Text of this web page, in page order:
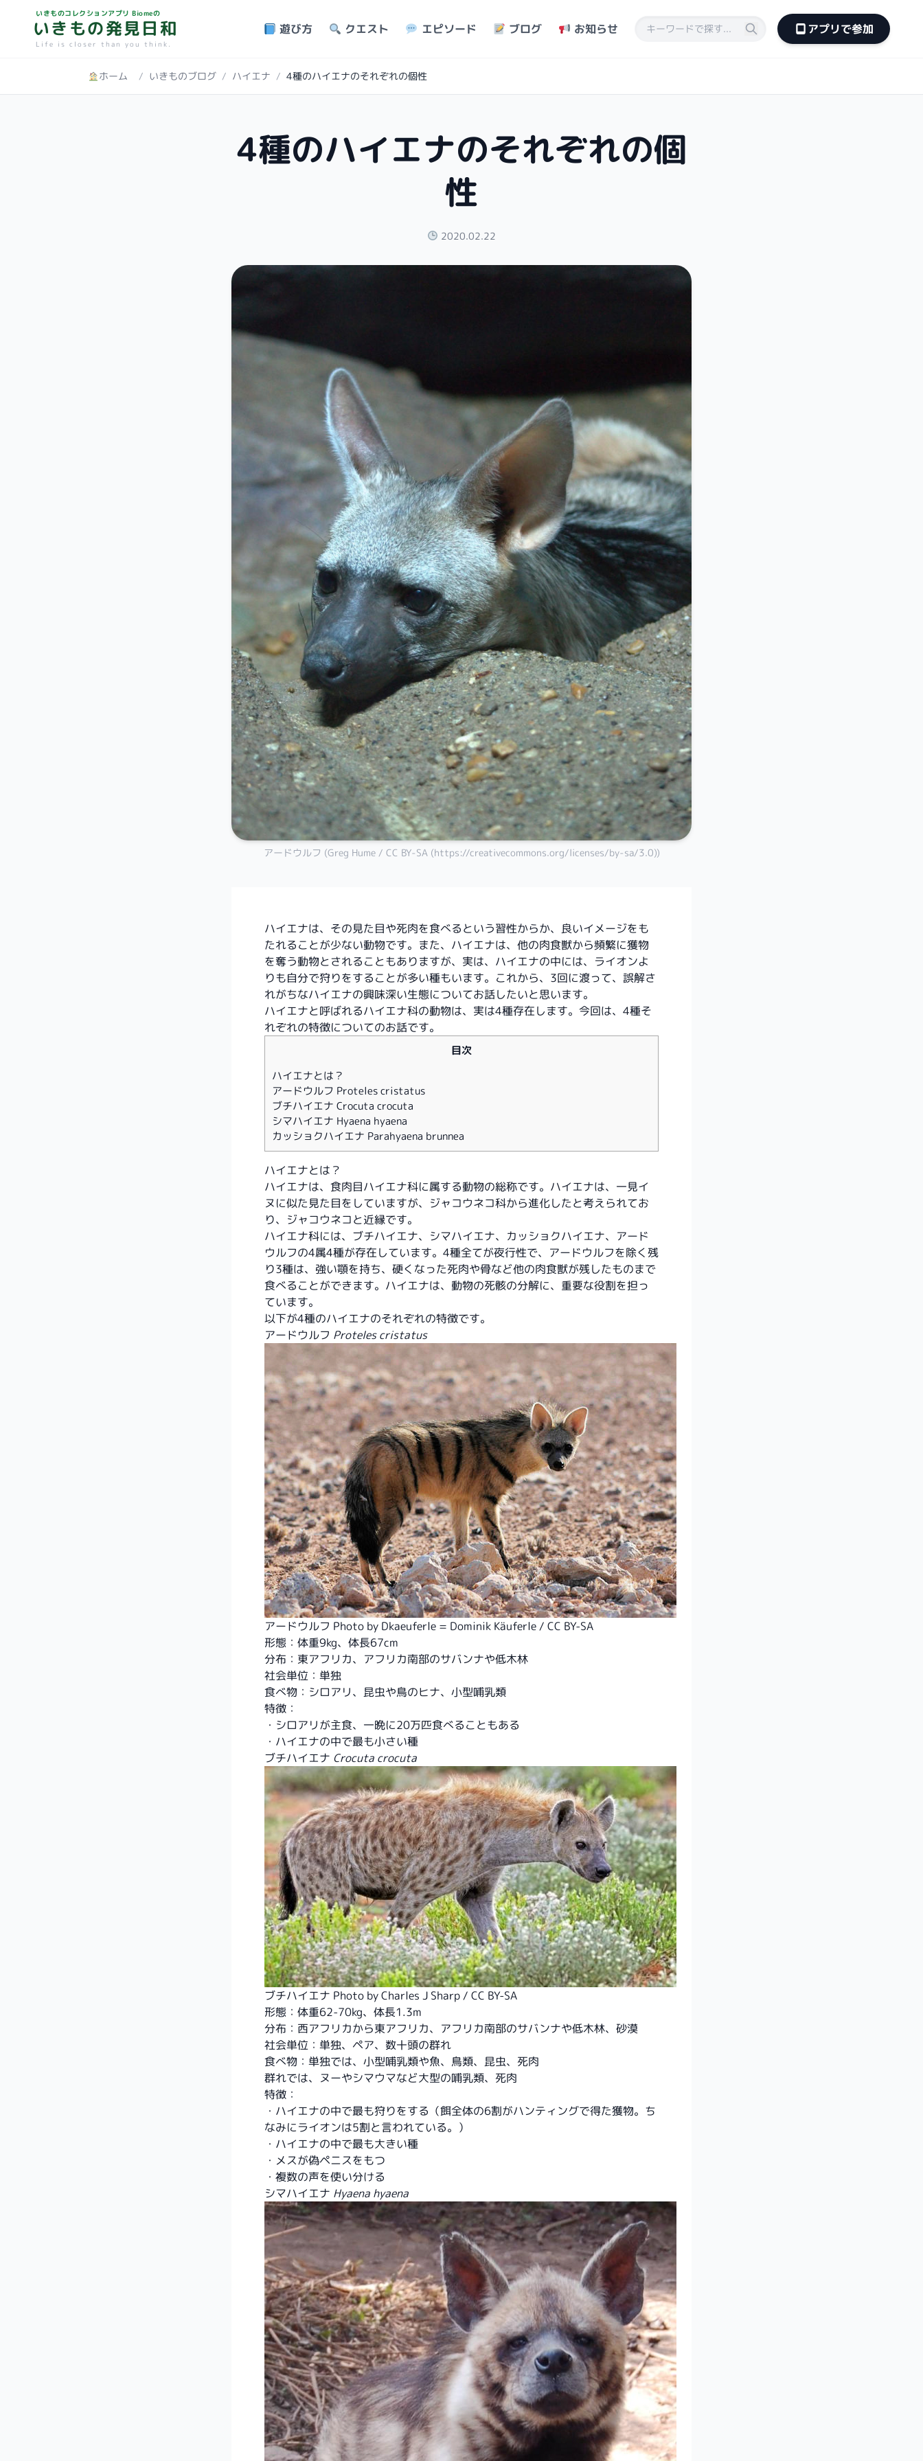
いきものコレクションアプリ Biomeの
いきもの発見日和
Life is closer than you think.
遊び方 クエスト エピソード ブログ お知らせ アプリで参加
ホーム / いきものブログ / ハイエナ / 4種のハイエナのそれぞれの個性
4種のハイエナのそれぞれの個
性
2020.02.22
アードウルフ (Greg Hume / CC BY-SA (https://creativecommons.org/licenses/by-sa/3.0))
ハイエナは、その見た目や死肉を食べるという習性からか、良いイメージをも
たれることが少ない動物です。また、ハイエナは、他の肉食獣から頻繁に獲物
を奪う動物とされることもありますが、実は、ハイエナの中には、ライオンよ
りも自分で狩りをすることが多い種もいます。これから、3回に渡って、誤解さ
れがちなハイエナの興味深い生態についてお話したいと思います。
ハイエナと呼ばれるハイエナ科の動物は、実は4種存在します。今回は、4種そ
れぞれの特徴についてのお話です。
目次
ハイエナとは？
アードウルフ Proteles cristatus
ブチハイエナ Crocuta crocuta
シマハイエナ Hyaena hyaena
カッショクハイエナ Parahyaena brunnea
ハイエナとは？
ハイエナは、食肉目ハイエナ科に属する動物の総称です。ハイエナは、一見イ
ヌに似た見た目をしていますが、ジャコウネコ科から進化したと考えられてお
り、ジャコウネコと近縁です。
ハイエナ科には、ブチハイエナ、シマハイエナ、カッショクハイエナ、アード
ウルフの4属4種が存在しています。4種全てが夜行性で、アードウルフを除く残
り3種は、強い顎を持ち、硬くなった死肉や骨など他の肉食獣が残したものまで
食べることができます。ハイエナは、動物の死骸の分解に、重要な役割を担っ
ています。
以下が4種のハイエナのそれぞれの特徴です。
アードウルフ Proteles cristatus
アードウルフ Photo by Dkaeuferle = Dominik Käuferle/ CC BY-SA
形態：体重9kg、体長67cm
分布：東アフリカ、アフリカ南部のサバンナや低木林
社会単位：単独
食べ物：シロアリ、昆虫や鳥のヒナ、小型哺乳類
特徴：
・シロアリが主食、一晩に20万匹食べることもある
・ハイエナの中で最も小さい種
ブチハイエナ Crocuta crocuta
ブチハイエナ Photo byCharles J Sharp/ CC BY-SA
形態：体重62-70kg、体長1.3m
分布：西アフリカから東アフリカ、アフリカ南部のサバンナや低木林、砂漠
社会単位：単独、ペア、数十頭の群れ
食べ物：単独では、小型哺乳類や魚、鳥類、昆虫、死肉
群れでは、ヌーやシマウマなど大型の哺乳類、死肉
特徴：
・ハイエナの中で最も狩りをする（餌全体の6割がハンティングで得た獲物。ち
なみにライオンは5割と言われている。）
・ハイエナの中で最も大きい種
・メスが偽ペニスをもつ
・複数の声を使い分ける
シマハイエナ Hyaena hyaena